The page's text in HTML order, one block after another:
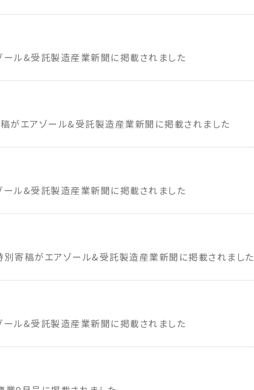
ール&受託製造産業新聞に掲載されました
がエアゾール&受託製造産業新聞に掲載されました
ール&受託製造産業新聞に掲載されました
別寄稿がエアゾール&受託製造産業新聞に掲載されました
ール&受託製造産業新聞に掲載されました